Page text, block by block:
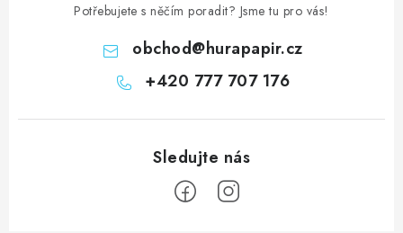
Potřebujete s něčím poradit? Jsme tu pro vás!
obchod@hurapapir.cz
+420 777 707 176